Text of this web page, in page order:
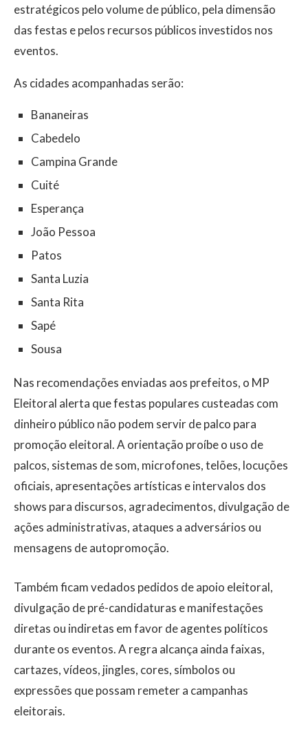
estratégicos pelo volume de público, pela dimensão
das festas e pelos recursos públicos investidos nos
eventos.
As cidades acompanhadas serão:
Bananeiras
Cabedelo
Campina Grande
Cuité
Esperança
João Pessoa
Patos
Santa Luzia
Santa Rita
Sapé
Sousa
Nas recomendações enviadas aos prefeitos, o MP
Eleitoral alerta que festas populares custeadas com
dinheiro público não podem servir de palco para
promoção eleitoral. A orientação proíbe o uso de
palcos, sistemas de som, microfones, telões, locuções
oficiais, apresentações artísticas e intervalos dos
shows para discursos, agradecimentos, divulgação de
ações administrativas, ataques a adversários ou
mensagens de autopromoção.
Também ficam vedados pedidos de apoio eleitoral,
divulgação de pré-candidaturas e manifestações
diretas ou indiretas em favor de agentes políticos
durante os eventos. A regra alcança ainda faixas,
cartazes, vídeos, jingles, cores, símbolos ou
expressões que possam remeter a campanhas
eleitorais.